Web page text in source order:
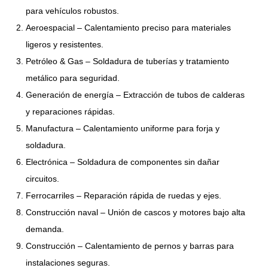
para vehículos robustos.
Aeroespacial – Calentamiento preciso para materiales
ligeros y resistentes.
Petróleo & Gas – Soldadura de tuberías y tratamiento
metálico para seguridad.
Generación de energía – Extracción de tubos de calderas
y reparaciones rápidas.
Manufactura – Calentamiento uniforme para forja y
soldadura.
Electrónica – Soldadura de componentes sin dañar
circuitos.
Ferrocarriles – Reparación rápida de ruedas y ejes.
Construcción naval – Unión de cascos y motores bajo alta
demanda.
Construcción – Calentamiento de pernos y barras para
instalaciones seguras.